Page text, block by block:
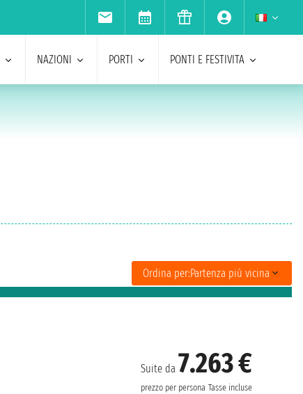
NAZIONI PORTI PONTI E FESTIVITA
Ordina per:Partenza più vicina
Suite da 7.263 €
prezzo per persona Tasse incluse